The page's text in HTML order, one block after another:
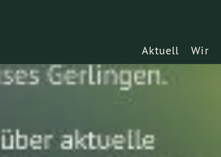
Aktuell Wir